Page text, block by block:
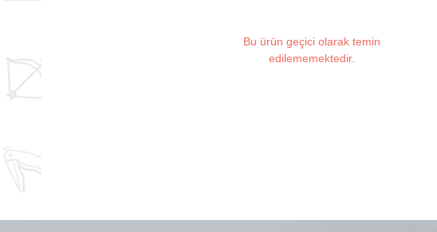
Bu ürün geçici olarak temin
edilememektedir.